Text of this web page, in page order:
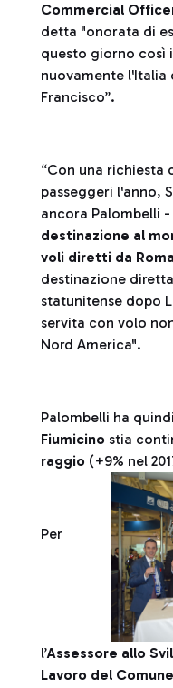
Commercial
detta "onorata di
questo giorno così
nuovamente l'Italia
Francisco”.
“Con una richiesta
passeggeri l'anno,
ancora Palombelli
destinazione al
voli diretti da Roma
destinazione
statunitense dopo
servita con volo
Nord America".
Palombelli ha
Fiumicino stia
raggio (+9% nel
Per
l’Assessore allo
Lavoro del